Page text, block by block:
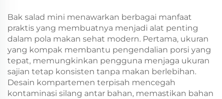
Baru/Christmas
Baru/Christmas
Bak salad mini menawarkan berbagai manfaat
praktis yang membuatnya menjadi alat penting
dalam pola makan sehat modern. Pertama, ukuran
yang kompak membantu pengendalian porsi yang
tepat, memungkinkan pengguna menjaga ukuran
sajian tetap konsisten tanpa makan berlebihan.
Desain kompartemen terpisah mencegah
kontaminasi silang antar bahan, memastikan bahan